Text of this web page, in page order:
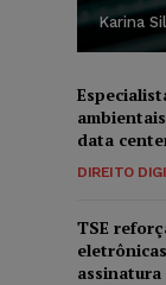
Karina
data
DIREITO
TSE